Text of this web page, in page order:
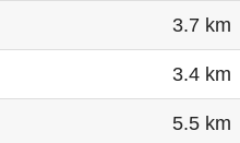
3.7 km
3.4 km
5.5 km